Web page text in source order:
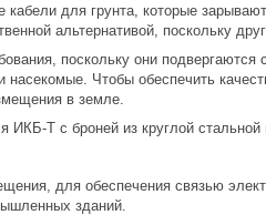
кабели для грунта, которые
альтернативой, поскольку
поскольку они
Чтобы обеспечить
в земле.
ИКБ-Т с броней из круглой
для обеспечения связью
зданий.